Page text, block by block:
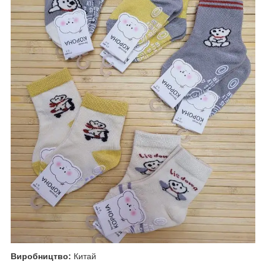
Виробництво: Китай